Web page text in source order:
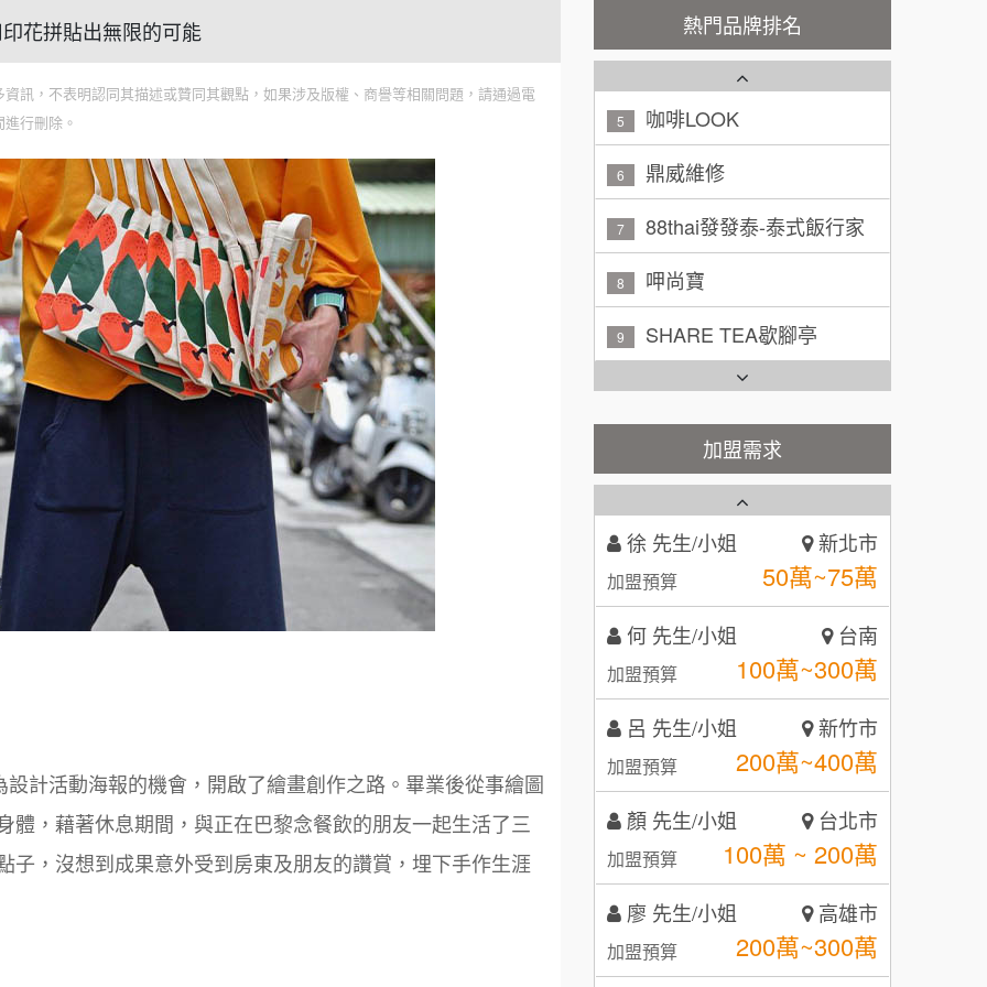
花拼貼出無限的可能
訊，不表明認同其描述或贊同其觀點，如果涉及版權、商譽等相關問題，請通過電
行刪除。
計活動海報的機會，開啟了繪畫創作之路。畢業後從事繪圖
，藉著休息期間，與正在巴黎念餐飲的朋友一起生活了三
子，沒想到成果意外受到房東及朋友的讚賞，埋下手作生涯
熱門品牌排名
潮鍋癮
5 咖啡LOOK
6 鼎威維修
7 88thai發發泰-泰式飯行家
8 呷尚寶
9 SHARE TEA歇腳亭
10 TEA TOP台灣第一味
1 Cozy coffee可集咖啡
霏等茶
秉宏小米甜甜圈
4 潮鍋癮
5 咖啡LOOK
88thai發發泰-泰式飯行家
8 呷尚寶
9 SHARE TEA歇腳亭
TEA TOP台灣第一味
加盟需求
200萬~300萬
加盟預算 100萬~150萬
林 先生/小姐
100萬 ~ 200萬
吳 先生/小姐
加盟預算 100萬~200萬
周 先生/小姐 台北
加盟預算 100萬 ~150萬
徐 先生/小姐
加盟預算 50萬~75萬
何 先生/小姐 台南
加盟預算 100萬~300萬
呂 先生/小姐 新竹市
加盟預算 200萬~400萬
顏 先生/小姐 台北市
加盟預算 100萬 ~ 200萬
廖 先生/小姐 高雄市
加盟預算 200萬~300萬
黃 先生/小姐 台北市
加盟預算 100萬~150萬
【曉妍美妝】誠徵行政櫃檯
自助洗衣店誠徵代洗收送人員
(台中市)
MUSHEN徵SPA美容芳療師
日十。早午食加盟說明會
拾鑶火鍋加盟說明會
全家加盟說明會